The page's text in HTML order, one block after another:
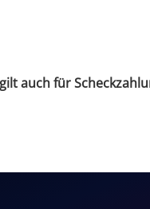
auch für